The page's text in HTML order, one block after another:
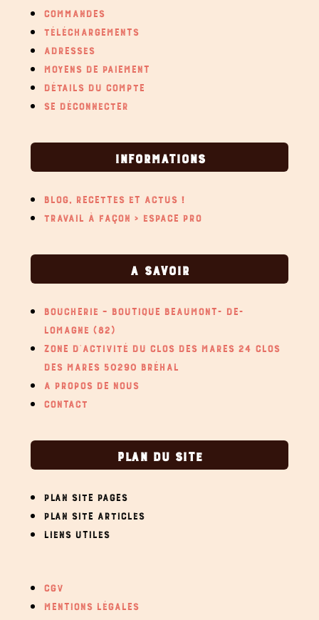
COMMANDES
TÉLÉCHARGEMENTS
ADRESSES
MOYENS DE PAIEMENT
DÉTAILS DU COMPTE
SE DÉCONNECTER
INFORMATIONS
BLOG, RECETTES ET ACTUS !
TRAVAIL À FAÇON > ESPACE PRO
A SAVOIR
BOUCHERIE – BOUTIQUE BEAUMONT- DE-
LOMAGNE (82)
ZONE D’ACTIVITÉ DU CLOS DES MARES 24 CLOS
DES MARES 50290 BRÉHAL
A PROPOS DE NOUS
CONTACT
PLAN DU SITE
PLAN SITE PAGES
PLAN SITE ARTICLES
LIENS UTILES
CGV
MENTIONS LÉGALES